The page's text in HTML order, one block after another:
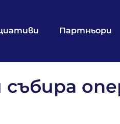
Партньори